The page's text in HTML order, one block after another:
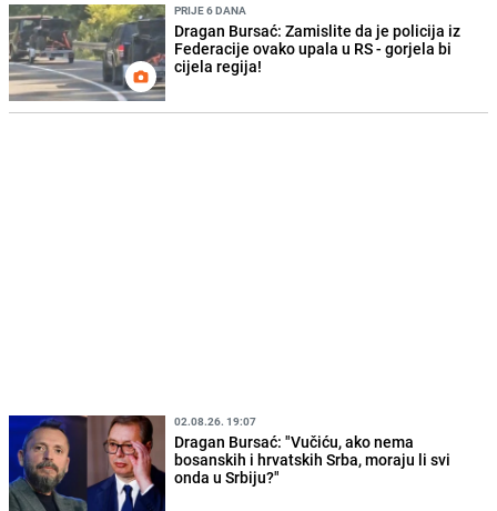
PRIJE 6 DANA
Dragan Bursać: Zamislite da je policija iz
Federacije ovako upala u RS - gorjela bi
cijela regija!
02.08.26. 19:07
Dragan Bursać: "Vučiću, ako nema
bosanskih i hrvatskih Srba, moraju li svi
onda u Srbiju?"